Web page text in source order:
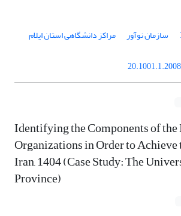
سازمان نوآور مراکز دانشگاهی استان ایلام
Identifying the Components of
Organizations in Order to
Iran, 1404 (Case Study: The
Province)